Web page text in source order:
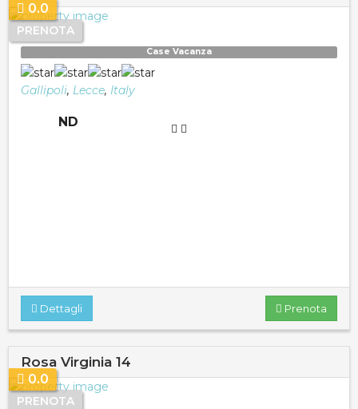
PRENOTA
0.0
Case Vacanza
Gallipoli, Lecce, Italy
ND
Prenota
Dettagli
Rosa Virginia 14
PRENOTA
0.0